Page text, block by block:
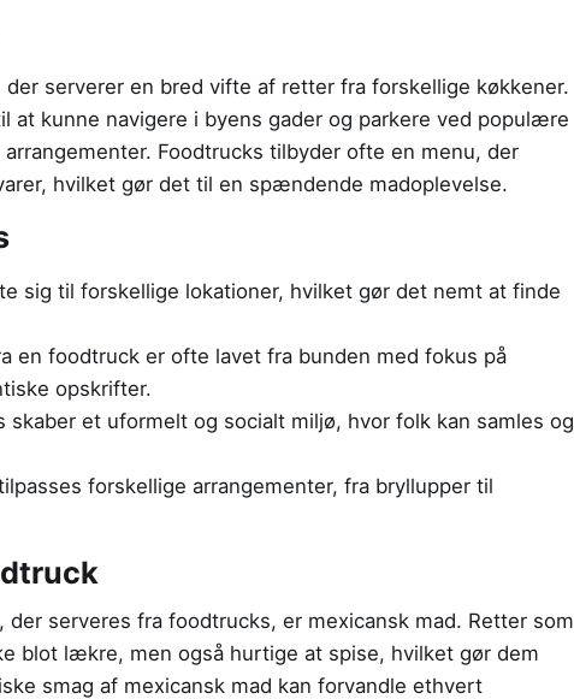
serverer en bred vifte af retter fra forskellige køkkener.
at kunne navigere i byens gader og parkere ved populære
Foodtrucks tilbyder ofte en menu, der
hvilket gør det til en spændende madoplevelse.
sig til forskellige lokationer, hvilket gør det nemt at finde
en foodtruck er ofte lavet fra bunden med fokus på
opskrifter.
skaber et uformelt og socialt miljø, hvor folk kan samles og
forskellige arrangementer, fra bryllupper til
serveres fra foodtrucks, er mexicansk mad. Retter som
blot lækre, men også hurtige at spise, hvilket gør dem
smag af mexicansk mad kan forvandle ethvert